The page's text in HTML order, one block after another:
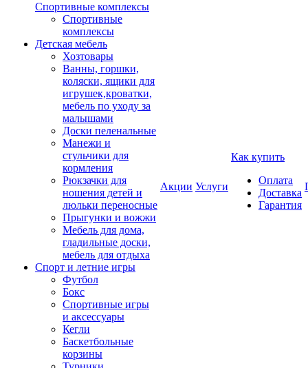
Спортивные комплексы
Спортивные
комплексы
Детская мебель
Хозтовары
Ванны, горшки,
коляски, ящики для
игрушек,кроватки,
мебель по уходу за
малышами
Доски пеленальные
Манежи и
стульчики для
кормления
Рюкзачки для
ношения детей и
люльки переносные
Прыгунки и вожжи
Мебель для дома,
гладильные доски,
мебель для отдыха
Спорт и летние игры
Футбол
Бокс
Спортивные игры
и аксессуары
Кегли
Баскетбольные
корзины
Акции Услуги
Как купить
Оплата
Доставка
Гарантия